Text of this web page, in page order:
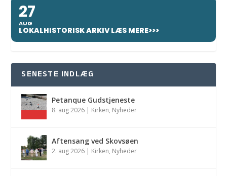
27
AUG
LOKALHISTORISK ARKIV LÆS MERE>>>
SENESTE INDLÆG
Petanque Gudstjeneste
8. aug 2026 | Kirken, Nyheder
Aftensang ved Skovsøen
2. aug 2026 | Kirken, Nyheder